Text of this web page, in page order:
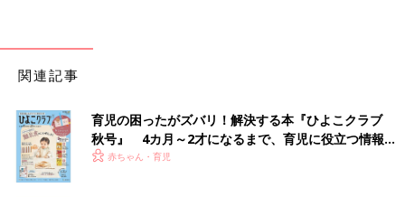
関連記事
育児の困ったがズバリ！解決する本『ひよこクラブ
秋号』 4カ月～2才になるまで、育児に役立つ情報が
いっぱい！
赤ちゃん・育児